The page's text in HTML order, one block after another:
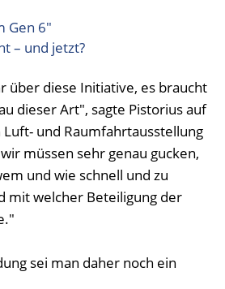
Gen 6"
– und jetzt?
über diese Initiative, es braucht
dieser Art", sagte Pistorius auf
und Raumfahrtausstellung
müssen sehr genau gucken,
und wie schnell und zu
mit welcher Beteiligung der
sei man daher noch ein